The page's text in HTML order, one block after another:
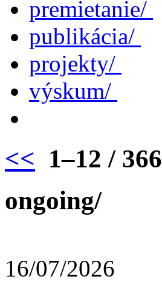
premietanie/
publikácia/
projekty/
výskum/
<< 1–12 / 366
ongoing/
16/07/2026